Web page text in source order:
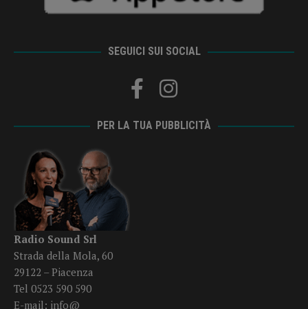
SEGUICI SUI SOCIAL
PER LA TUA PUBBLICITÀ
Radio Sound Srl
Strada della Mola, 60
29122 – Piacenza
Tel 0523 590 590
E-mail: info@